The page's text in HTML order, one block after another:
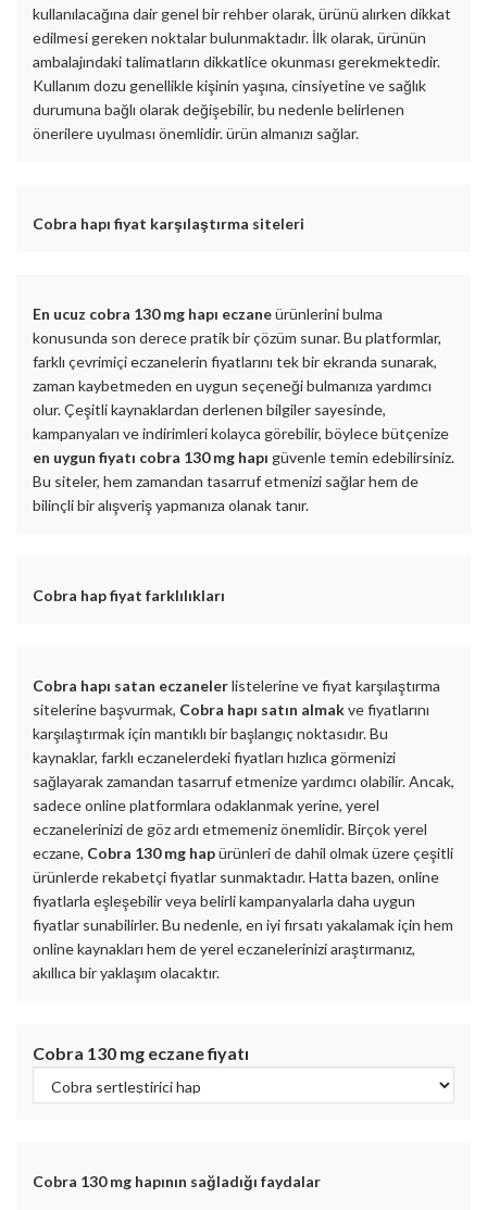
kullanılacağına dair genel bir rehber olarak, ürünü alırken dikkat
edilmesi gereken noktalar bulunmaktadır. İlk olarak, ürünün
ambalajındaki talimatların dikkatlice okunması gerekmektedir.
Kullanım dozu genellikle kişinin yaşına, cinsiyetine ve sağlık
durumuna bağlı olarak değişebilir, bu nedenle belirlenen
önerilere uyulması önemlidir. ürün almanızı sağlar.
Cobra hapı fiyat karşılaştırma siteleri
En ucuz cobra 130 mg hapı eczaneürünlerini bulma
konusunda son derece pratik bir çözüm sunar. Bu platformlar,
farklı çevrimiçi eczanelerin fiyatlarını tek bir ekranda sunarak,
zaman kaybetmeden en uygun seçeneği bulmanıza yardımcı
olur. Çeşitli kaynaklardan derlenen bilgiler sayesinde,
kampanyaları ve indirimleri kolayca görebilir, böylece bütçenize
en uygun fiyatı cobra 130 mg hapı güvenle temin edebilirsiniz.
Bu siteler, hem zamandan tasarruf etmenizi sağlar hem de
bilinçli bir alışveriş yapmanıza olanak tanır.
Cobra hap fiyat farklılıkları
Cobra hapı satan eczanelerlistelerine ve fiyat karşılaştırma
sitelerine başvurmak, Cobra hapı satın almakve fiyatlarını
karşılaştırmak için mantıklı bir başlangıç noktasıdır. Bu
kaynaklar, farklı eczanelerdeki fiyatları hızlıca görmenizi
sağlayarak zamandan tasarruf etmenize yardımcı olabilir. Ancak,
sadece online platformlara odaklanmak yerine, yerel
eczanelerinizi de göz ardı etmemeniz önemlidir. Birçok yerel
eczane, Cobra 130 mg hapürünleri de dahil olmak üzere çeşitli
ürünlerde rekabetçi fiyatlar sunmaktadır. Hatta bazen, online
fiyatlarla eşleşebilir veya belirli kampanyalarla daha uygun
fiyatlar sunabilirler. Bu nedenle, en iyi fırsatı yakalamak için hem
online kaynakları hem de yerel eczanelerinizi araştırmanız,
akıllıca bir yaklaşım olacaktır.
Cobra 130 mg eczane fiyatı
Cobra 130 mg hapının sağladığı faydalar